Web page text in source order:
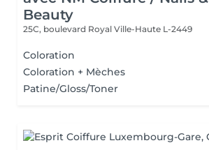
Beauty
25C, boulevard Royal Ville-Haute L-2449
Coloration
Coloration + Mèches
Patine/Gloss/Toner